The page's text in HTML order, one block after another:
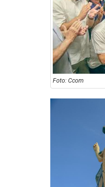
Foto: Ccom